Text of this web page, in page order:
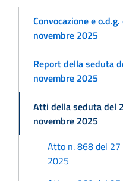
Convocazione e
novembre 2025
Report della seduta
novembre 2025
Atti della seduta del
novembre 2025
Atto n. 868 del
2025